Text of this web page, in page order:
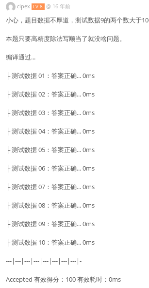
cipex LV 8 @ 16 年前
小心，题目数据不厚道，测试数据9的两个数大于
本题只要高精度除法写顺当了就没啥问题。
编译通过...
├ 测试数据 01：答案正确... 0ms
├ 测试数据 02：答案正确... 0ms
├ 测试数据 03：答案正确... 0ms
├ 测试数据 04：答案正确... 0ms
├ 测试数据 05：答案正确... 0ms
├ 测试数据 06：答案正确... 0ms
├ 测试数据 07：答案正确... 0ms
├ 测试数据 08：答案正确... 0ms
├ 测试数据 09：答案正确... 0ms
├ 测试数据 10：答案正确... 0ms
---|---|---|---|---|---|---|---|-
Accepted 有效得分：100 有效耗时：0ms